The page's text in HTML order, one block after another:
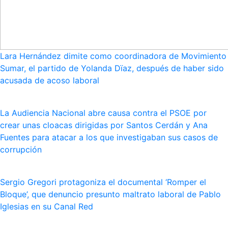
Lara Hernández dimite como coordinadora de Movimiento
Sumar, el partido de Yolanda Dïaz, después de haber sido
acusada de acoso laboral
La Audiencia Nacional abre causa contra el PSOE por
crear unas cloacas dirigidas por Santos Cerdán y Ana
Fuentes para atacar a los que investigaban sus casos de
corrupción
Sergio Gregori protagoniza el documental ‘Romper el
Bloque’, que denuncio presunto maltrato laboral de Pablo
Iglesias en su Canal Red